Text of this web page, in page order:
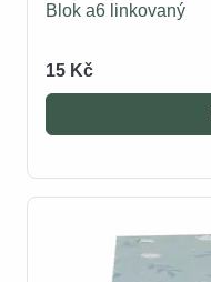
Blok a6 linkovaný
15 Kč